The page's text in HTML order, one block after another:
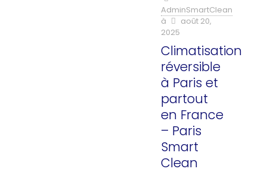
AdminSmartClean
à
août 20,
2025
Climatisation
réversible
à Paris et
partout
en France
– Paris
Smart
Clean